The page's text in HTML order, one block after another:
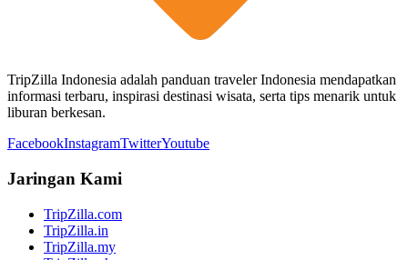
TripZilla Indonesia adalah panduan traveler Indonesia mendapatkan
informasi terbaru, inspirasi destinasi wisata, serta tips menarik untuk
liburan berkesan.
FacebookInstagramTwitterYoutube
Jaringan Kami
TripZilla.com
TripZilla.in
TripZilla.my